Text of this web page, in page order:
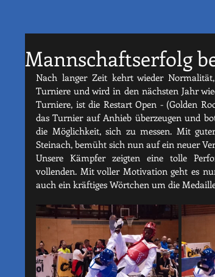
Mannschaftserfolg
Nach langer Zeit kehrt wieder
Turniere und wird in den nächsten Jahr
Turniere, ist die Restart Open - (Golden
das Turnier auf Anhieb überzeugen und
die Möglichkeit, sich zu messen. Mit
Steinach, bemüht sich nun auf ein neuer
Unsere Kämpfer zeigten eine tolle
vollenden. Mit voller Motivation geht es
auch ein kräftiges Wörtchen um die